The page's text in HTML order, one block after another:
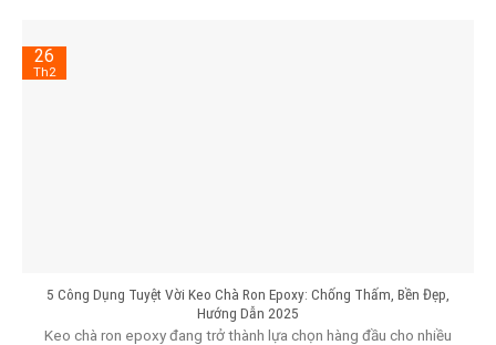
5 Công Dụng Tuyệt Vời Keo Chà Ron Epoxy: Chống Thấm, Bền Đẹp,
Hướng Dẫn 2025
Keo chà ron epoxy đang trở thành lựa chọn hàng đầu cho nhiều
26
Th2